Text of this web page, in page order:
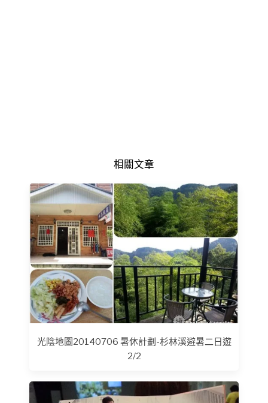
相關文章
光陰地圖20140706 暑休計劃-杉林溪避暑二日遊
2/2